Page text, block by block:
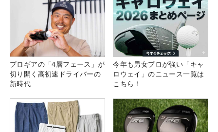
プロギアの「4層フェース」が
切り開く高初速ドライバーの
新時代
今年も男女プロが強い「キャ
ロウェイ」のニュース一覧は
こちら！